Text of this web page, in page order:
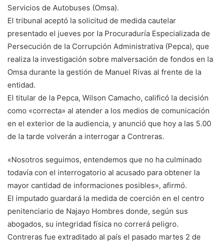
Servicios de Autobuses (Omsa).
El tribunal aceptó la solicitud de medida cautelar
presentado el jueves por la Procuraduría Especializada de
Persecución de la Corrupción Administrativa (Pepca), que
realiza la investigación sobre malversación de fondos en la
Omsa durante la gestión de Manuel Rivas al frente de la
entidad.
El titular de la Pepca, Wilson Camacho, calificó la decisión
como «correcta» al atender a los medios de comunicación
en el exterior de la audiencia, y anunció que hoy a las 5.00
de la tarde volverán a interrogar a Contreras.
«Nosotros seguimos, entendemos que no ha culminado
todavía con el interrogatorio al acusado para obtener la
mayor cantidad de informaciones posibles», afirmó.
El imputado guardará la medida de coerción en el centro
penitenciario de Najayo Hombres donde, según sus
abogados, su integridad física no correrá peligro.
Contreras fue extraditado al país el pasado martes 2 de